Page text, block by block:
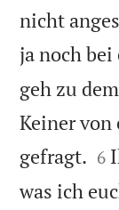
nicht
ja noch bei
geh zu
Keiner von
gefragt. 

6
was ich